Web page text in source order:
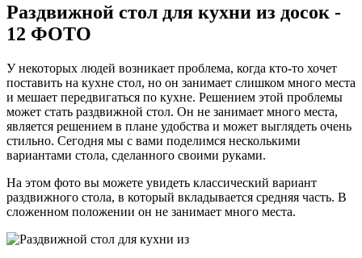
Раздвижной стол для кухни из досок -
12 ФОТО
У некоторых людей возникает проблема, когда кто-то хочет
поставить на кухне стол, но он занимает слишком много места
и мешает передвигаться по кухне. Решением этой проблемы
может стать раздвижной стол. Он не занимает много места,
является решением в плане удобства и может выглядеть очень
стильно. Сегодня мы с вами поделимся несколькими
вариантами стола, сделанного своими руками.
На этом фото вы можете увидеть классический вариант
раздвижного стола, в который вкладывается средняя часть. В
сложенном положении он не занимает много места.